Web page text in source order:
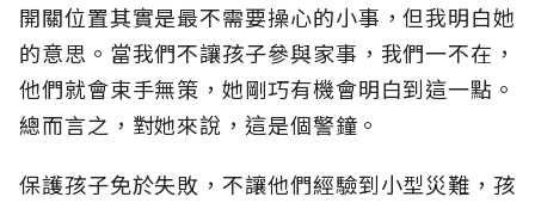
開關位置其實是最不需要操心的小事，但我明白她
的意思。當我們不讓孩子參與家事，我們一不在，
他們就會束手無策，她剛巧有機會明白到這一點。
總而言之，對她來說，這是個警鐘。
保護孩子免於失敗，不讓他們經驗到小型災難，孩